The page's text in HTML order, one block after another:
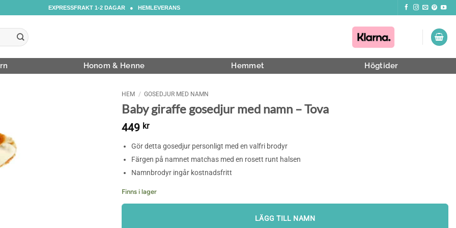
EXPRESSFRAKT 1-2 DAGAR ● HEMLEVERANS
Honom & Henne Hemmet Högtider
HEM / GOSEDJUR MED NAMN
Baby giraffe gosedjur med namn – Tova
449 kr
Gör detta gosedjur personligt med en valfri brodyr
Färgen på namnet matchas med en rosett runt halsen
Namnbrodyr ingår kostnadsfritt
Finns i lager
LÄGG TILL NAMN